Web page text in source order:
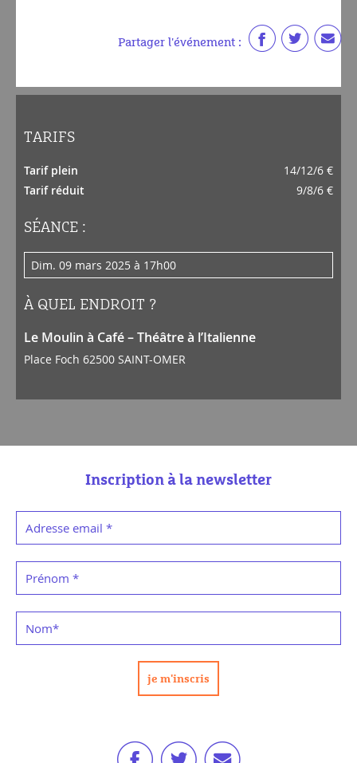
Partager l'événement :
TARIFS
Tarif plein
14/12/6 €
Tarif réduit
9/8/6 €
SÉANCE :
dim. 09 mars 2025 à 17h00
À QUEL ENDROIT ?
Le Moulin à Café – Théâtre à l’Italienne
Place Foch 62500 SAINT-OMER
Inscription à la newsletter
Adresse email *
Prénom *
Nom*